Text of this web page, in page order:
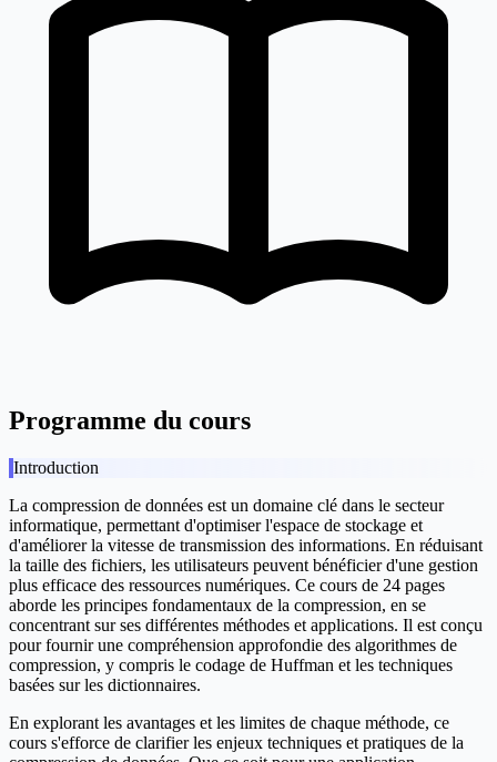
Programme du cours
Introduction
La compression de données est un domaine clé dans le secteur
informatique, permettant d'optimiser l'espace de stockage et
d'améliorer la vitesse de transmission des informations. En réduisant
la taille des fichiers, les utilisateurs peuvent bénéficier d'une gestion
plus efficace des ressources numériques. Ce cours de 24 pages
aborde les principes fondamentaux de la compression, en se
concentrant sur ses différentes méthodes et applications. Il est conçu
pour fournir une compréhension approfondie des algorithmes de
compression, y compris le codage de Huffman et les techniques
basées sur les dictionnaires.
En explorant les avantages et les limites de chaque méthode, ce
cours s'efforce de clarifier les enjeux techniques et pratiques de la